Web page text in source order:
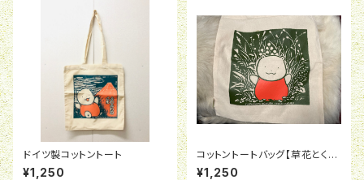
ドイツ製コットントート
¥1,250
コットントートバッグ【草花とくま
さん】
¥1,250